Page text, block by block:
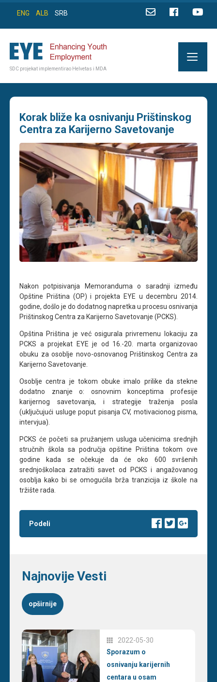
ENG ALB SRB
SDC projekat implementirao Helvetas i MDA
Korak bliže ka osnivanju Prištinskog
Centra za Karijerno Savetovanje
Nakon potpisivanja Memoranduma o saradnji između
Opštine Priština (OP) i projekta EYE u decembru 2014.
godine, došlo je do dodatnog napretka u procesu osnivanja
Prištinskog Centra za Karijerno Savetovanje (PCKS).
Opština Priština je već osigurala privremenu lokaciju za
PCKS a projekat EYE je od 16.-20. marta organizovao
obuku za osoblje novo-osnovanog Prištinskog Centra za
Karijerno Savetovanje.
Osoblje centra je tokom obuke imalo prilike da stekne
dodatno znanje o: osnovnim konceptima profesije
karijernog savetovanja, i strategije traženja posla
(uključujući usluge poput pisanja CV, motivacionog pisma,
intervjua).
PCKS će početi sa pružanjem usluga učenicima srednjih
stručnih škola sa područja opštine Priština tokom ove
godine kada se očekuje da će oko 600 svršenih
srednjoškolaca zatražiti savet od PCKS i angažovanog
osoblja kako bi se omogućila brža tranzicija iz škole na
tržište rada.
Podeli
Najnovije Vesti
opširnije
2022-05-30
Sporazum o
osnivanju karijernih
centara u osam